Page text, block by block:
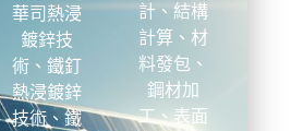
華司熱浸
鍍鋅技
術、鐵釘
熱浸鍍鋅
技術、鐵
計、結構
計算、材
料發包、
鋼材加
工、表面